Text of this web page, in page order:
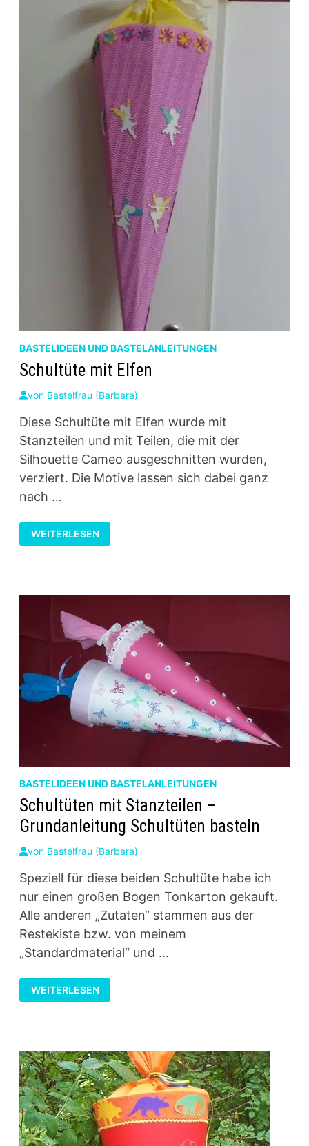
BASTELIDEEN UND BASTELANLEITUNGEN
Schultüte mit Elfen
von Bastelfrau (Barbara)
Diese Schultüte mit Elfen wurde mit
Stanzteilen und mit Teilen, die mit der
Silhouette Cameo ausgeschnitten wurden,
verziert. Die Motive lassen sich dabei ganz
nach …
SCHULTÜTE
MIT
ELFEN
WEITERLESEN
BASTELIDEEN UND BASTELANLEITUNGEN
Schultüten mit Stanzteilen –
Grundanleitung Schultüten basteln
von Bastelfrau (Barbara)
Speziell für diese beiden Schultüte habe ich
nur einen großen Bogen Tonkarton gekauft.
Alle anderen „Zutaten“ stammen aus der
Restekiste bzw. von meinem
„Standardmaterial“ und …
SCHULTÜTEN
MIT
STANZTEILEN
WEITERLESEN